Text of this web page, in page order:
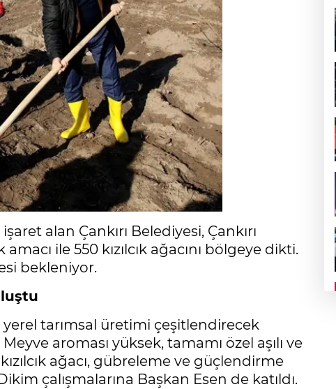
alan Çankırı Belediyesi, Çankırı
ile 550 kızılcık ağacını bölgeye dikti.
bekleniyor.
tarımsal üretimi çeşitlendirecek
aroması yüksek, tamamı özel aşılı ve
ağacı, gübreleme ve güçlendirme
çalışmalarına Başkan Esen de katıldı.